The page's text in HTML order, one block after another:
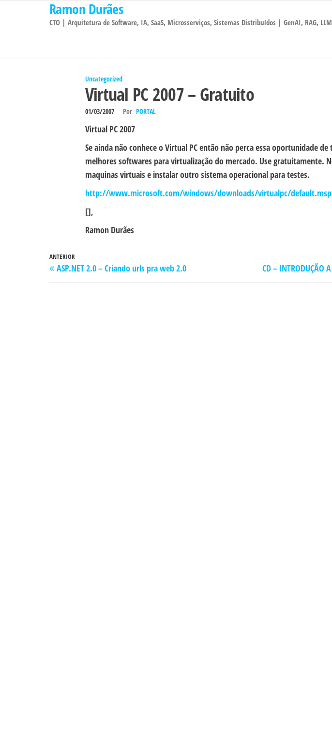
Ramon Durães
CTO | Arquitetura de Software, IA, SaaS, Microsserviços, Sistemas Distribuídos | GenAI, RAG,
Uncategorized
Virtual PC 2007 – Gratuito
01/03/2007 Por PORTAL
Virtual PC 2007
Se ainda não conhece o Virtual PC então não perca essa oportunidade
melhores softwares para virtualização do mercado. Use gratuitamente.
maquinas virtuais e instalar outro sistema operacional para testes.
http://www.microsoft.com/windows/downloads/virtualpc/
[],
Ramon Durães
Navegação
de
Post
anterior
ANTERIOR
ASP.NET 2.0 – Criando urls pra web 2.0 CD – INTRODUÇÃO